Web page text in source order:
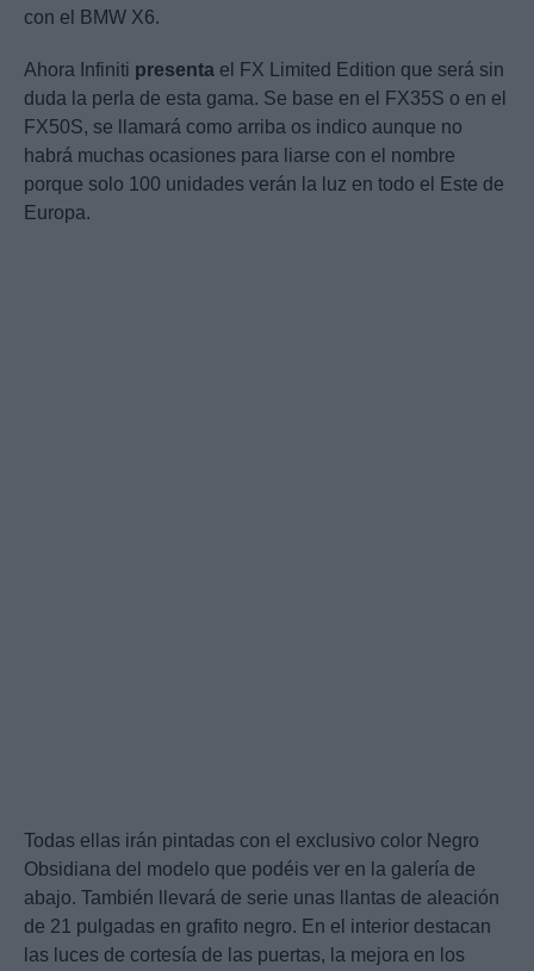
con el BMW X6.
Ahora Infiniti presenta el FX Limited Edition que será sin
duda la perla de esta gama. Se base en el FX35S o en el
FX50S, se llamará como arriba os indico aunque no
habrá muchas ocasiones para liarse con el nombre
porque solo 100 unidades verán la luz en todo el Este de
Europa.
Todas ellas irán pintadas con el exclusivo color Negro
Obsidiana del modelo que podéis ver en la galería de
abajo. También llevará de serie unas llantas de aleación
de 21 pulgadas en grafito negro. En el interior destacan
las luces de cortesía de las puertas, la mejora en los